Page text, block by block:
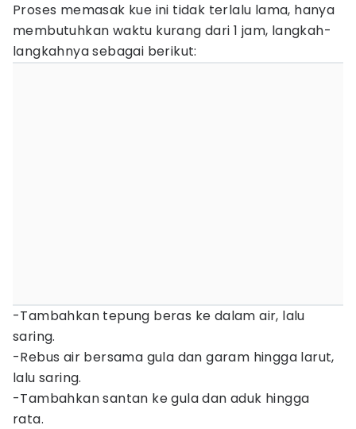
Proses memasak kue ini tidak terlalu lama, hanya
membutuhkan waktu kurang dari 1 jam, langkah-
langkahnya sebagai berikut:
-Tambahkan tepung beras ke dalam air, lalu
saring.
-Rebus air bersama gula dan garam hingga larut,
lalu saring.
-Tambahkan santan ke gula dan aduk hingga
rata.